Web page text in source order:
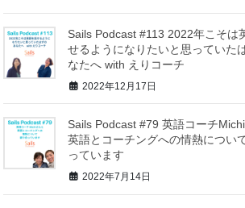
Sails Podcast #113 2022年こそは
せるようになりたいと思っていた
なたへ with えりコーチ
2022年12月17日
Sails Podcast #79 英語コーチ
英語とコーチングへの情熱につい
っています
2022年7月14日